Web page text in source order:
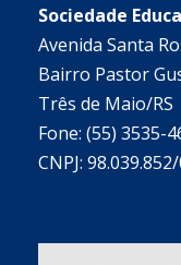
Sociedade
Avenida Santa
Bairro Pastor
Três de Maio/RS
Fone: (55) 3535-
CNPJ: